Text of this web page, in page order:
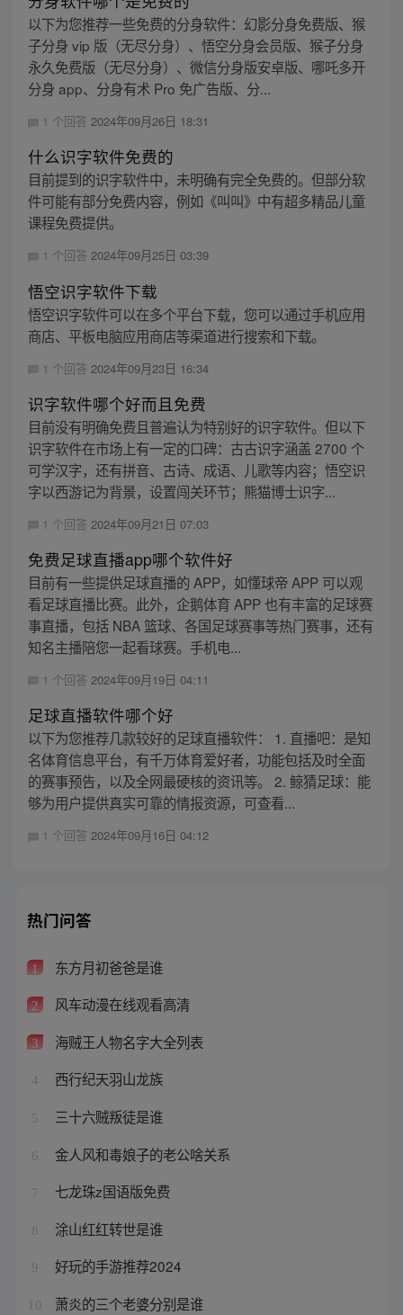
以下为您推荐一些免费的分身软件：幻影分身免费版、猴
子分身 vip 版（无尽分身）、悟空分身会员版、猴子分身
永久免费版（无尽分身）、微信分身版安卓版、哪吒多开
分身 app、分身有术 Pro 免广告版、分...
1 个回答 2024年09月26日 18:31
什么识字软件免费的
目前提到的识字软件中，未明确有完全免费的。但部分软
件可能有部分免费内容，例如《叫叫》中有超多精品儿童
课程免费提供。
1 个回答 2024年09月25日 03:39
悟空识字软件下载
悟空识字软件可以在多个平台下载，您可以通过手机应用
商店、平板电脑应用商店等渠道进行搜索和下载。
1 个回答 2024年09月23日 16:34
识字软件哪个好而且免费
目前没有明确免费且普遍认为特别好的识字软件。但以下
识字软件在市场上有一定的口碑：古古识字涵盖 2700 个
可学汉字，还有拼音、古诗、成语、儿歌等内容；悟空识
字以西游记为背景，设置闯关环节；熊猫博士识字...
1 个回答 2024年09月21日 07:03
免费足球直播app哪个软件好
目前有一些提供足球直播的 APP，如懂球帝 APP 可以观
看足球直播比赛。此外，企鹅体育 APP 也有丰富的足球赛
事直播，包括 NBA 篮球、各国足球赛事等热门赛事，还有
知名主播陪您一起看球赛。手机电...
1 个回答 2024年09月19日 04:11
足球直播软件哪个好
以下为您推荐几款较好的足球直播软件： 1. 直播吧：是知
名体育信息平台，有千万体育爱好者，功能包括及时全面
的赛事预告，以及全网最硬核的资讯等。 2. 鲸猜足球：能
够为用户提供真实可靠的情报资源，可查看...
1 个回答 2024年09月16日 04:12
热门问答
1 东方月初爸爸是谁
2 风车动漫在线观看高清
3 海贼王人物名字大全列表
4 西行纪天羽山龙族
5 三十六贼叛徒是谁
6 金人风和毒娘子的老公啥关系
7 七龙珠z国语版免费
8 涂山红红转世是谁
9 好玩的手游推荐2024
10 萧炎的三个老婆分别是谁